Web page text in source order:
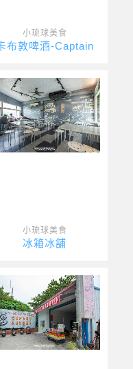
小琉球美食
布敦啤酒-Captain
小琉球美食
冰箱冰舖